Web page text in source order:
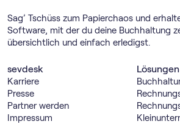
Sag’ Tschüss zum Papierchaos und
Software, mit der du deine Buchhaltung
übersichtlich und einfach erledigst.
sevdesk
Karriere
Presse
Partner werden
Impressum
Lösungen